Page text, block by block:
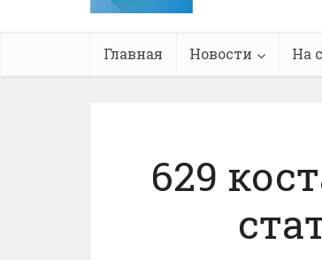
Главная Новости На
629